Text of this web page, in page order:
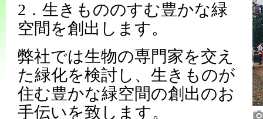
2．生きもののすむ豊かな緑
空間を創出します。
弊社では生物の専門家を交え
た緑化を検討し、生きものが
住む豊かな緑空間の創出のお
手伝いを致します。